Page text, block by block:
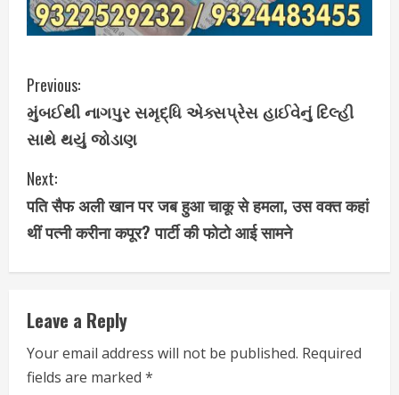
C
o
n
t
i
n
u
e
Previous:
મુંબઈથી નાગપુર સમૃદ્ધિ એક્સપ્રેસ હાઈવેનું દિલ્હી
સાથે થયું જોડાણ
Next:
पति सैफ अली खान पर जब हुआ चाकू से हमला, उस वक्त कहां
थीं पत्नी करीना कपूर? पार्टी की फोटो आई सामने
Leave a Reply
Your email address will not be published. Required
fields are marked *